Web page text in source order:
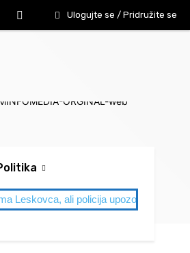
Ulogujte se / Pridružite se
Leskovca, ali policija upozorava: